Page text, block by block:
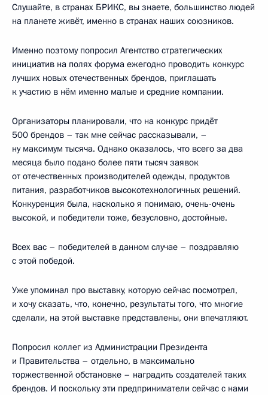
Слушайте, в странах БРИКС, вы знаете, большинство людей
на планете живёт, именно в странах наших союзников.
Именно поэтому попросил Агентство стратегических
инициатив на полях форума ежегодно проводить конкурс
лучших новых отечественных брендов, приглашать
к участию в нём именно малые и средние компании.
Организаторы планировали, что на конкурс придёт
500 брендов – так мне сейчас рассказывали, –
ну максимум тысяча. Однако оказалось, что всего за два
месяца было подано более пяти тысяч заявок
от отечественных производителей одежды, продуктов
питания, разработчиков высокотехнологичных решений.
Конкуренция была, насколько я понимаю, очень-очень
высокой, и победители тоже, безусловно, достойные.
Всех вас – победителей в данном случае – поздравляю
с этой победой.
Уже упоминал про выставку, которую сейчас посмотрел,
и хочу сказать, что, конечно, результаты того, что многие
сделали, на этой выставке представлены, они впечатляют.
Попросил коллег из Администрации Президента
и Правительства – отдельно, в максимально
торжественной обстановке – наградить создателей таких
брендов. И поскольку эти предприниматели сейчас с нами